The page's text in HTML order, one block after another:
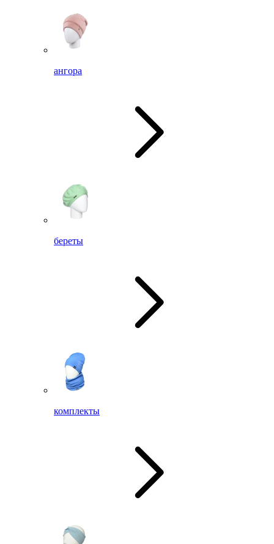
ангора
береты
комплекты